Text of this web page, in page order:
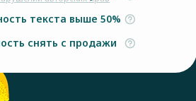
текста выше 50%
снять с продажи